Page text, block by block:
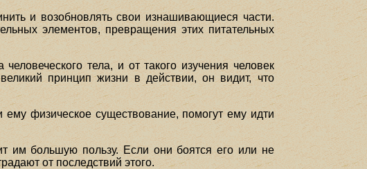
и возобновлять свои изнашивающиеся части.
элементов, превращения этих питательных
тела, и от такого изучения человек
принцип жизни в действии, он видит, что
физическое существование, помогут ему идти
им большую пользу. Если они боятся его или не
от последствий этого.